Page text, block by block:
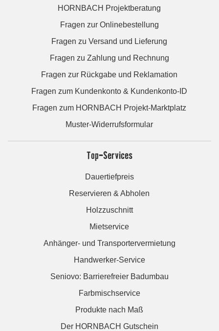
HORNBACH Projektberatung
Fragen zur Onlinebestellung
Fragen zu Versand und Lieferung
Fragen zu Zahlung und Rechnung
Fragen zur Rückgabe und Reklamation
Fragen zum Kundenkonto & Kundenkonto-ID
Fragen zum HORNBACH Projekt-Marktplatz
Muster-Widerrufsformular
Top-Services
Dauertiefpreis
Reservieren & Abholen
Holzzuschnitt
Mietservice
Anhänger- und Transportervermietung
Handwerker-Service
Seniovo: Barrierefreier Badumbau
Farbmischservice
Produkte nach Maß
Der HORNBACH Gutschein